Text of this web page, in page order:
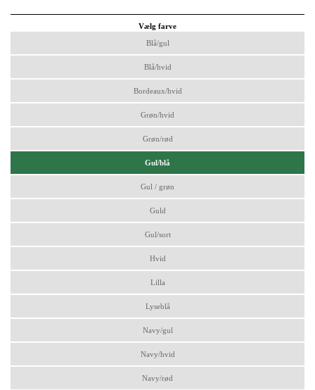
Vælg farve
Blå/gul
Blå/hvid
Bordeaux/hvid
Grøn/hvid
Grøn/rød
Gul/blå
Gul / grøn
Guld
Gul/sort
Hvid
Lilla
Lyseblå
Navy/gul
Navy/hvid
Navy/rød